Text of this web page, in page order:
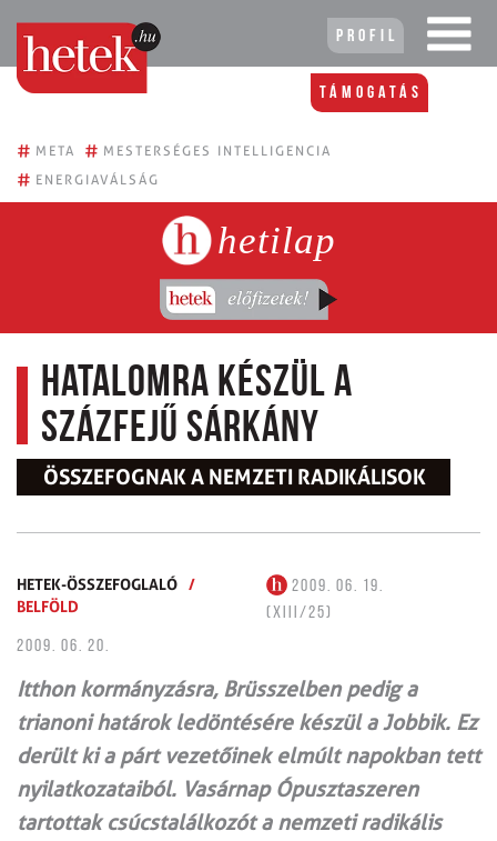
Profil
Támogatás
# META # MESTERSÉGES INTELLIGENCIA
# ENERGIAVÁLSÁG
hetilap
Hatalomra készül a
százfejű sárkány
ÖSSZEFOGNAK A NEMZETI RADIKÁLISOK
HETEK-ÖSSZEFOGLALÓ /
BELFÖLD
2009. 06. 19.
(XIII/25)
2009. 06. 20.
Itthon kormányzásra, Brüsszelben pedig a
trianoni határok ledöntésére készül a Jobbik. Ez
derült ki a párt vezetőinek elmúlt napokban tett
nyilatkozataiból. Vasárnap Ópusztaszeren
tartottak csúcstalálkozót a nemzeti radikális